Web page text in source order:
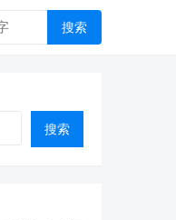
搜索
搜索